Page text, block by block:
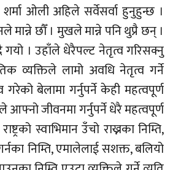
ओली अहिले सर्वेसर्वा हुनुहुन्छ ।
मान्ने छौँ । मुखले मान्ने पनि थुप्रै छन् ।
गयो । उहाँले धेरैपल्ट नेतृत्व गरिसक्नु
व्यक्तिले लामो अवधि नेतृत्व गर्ने
बेलामा गर्नुपर्ने केही महत्वपूर्ण
जीवनमा गर्नुपर्ने धेरै महत्वपूर्ण
स्वाभिमान उँचो राख्नका निम्ति,
गर्नका निम्ति, एमालेलाई सशक्त, बलियो